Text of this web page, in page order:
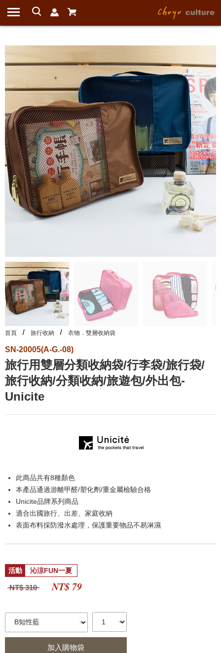
首頁 旅行收納 衣物．雙層收納袋
SN-20005(A-G.-08)
旅行用雙層分類收納袋/行李袋/旅行袋/
旅行收納/分類收納/旅遊包/外出包-
Unicite
此商品共有8種顏色
本產品通過游離甲醛/塑化劑/重金屬檢驗合格
Unicite品牌系列商品
適合出國旅行、出差、家庭收納
表面布料採防潑水處理，保護重要物品不易淋濕
活動 沁涼FUN一夏
NT$ 310 NT$ 79
加入購物袋